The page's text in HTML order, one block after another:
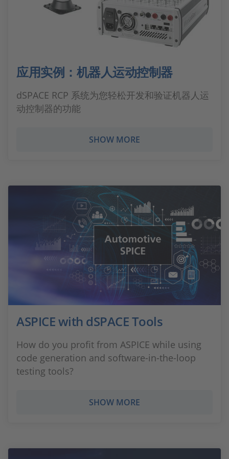
应用实例：机器人运动控制器
dSPACE RCP 系统为您轻松开发和验证机器人运
动控制器的功能
SHOW MORE
ASPICE with dSPACE Tools
How do you profit from ASPICE while using
code generation and software-in-the-loop
testing tools?
SHOW MORE